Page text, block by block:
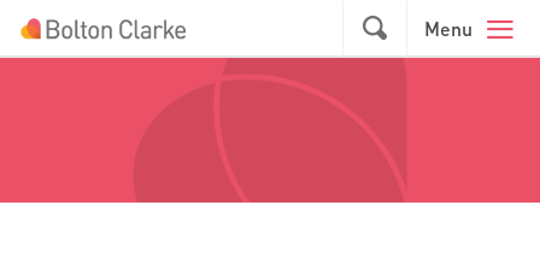
Skip to main content
GO Menu